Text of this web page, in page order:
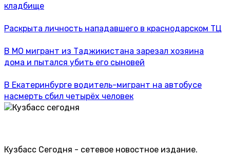
кладбище
Раскрыта личность нападавшего в краснодарском ТЦ
В МО мигрант из Таджикистана зарезал хозяина
дома и пытался убить его сыновей
В Екатеринбурге водитель-мигрант на автобусе
насмерть сбил четырёх человек
Кузбасс Сегодня - сетевое новостное издание.